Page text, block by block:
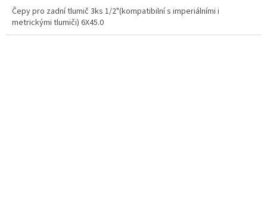
Čepy pro zadní tlumič 3ks 1/2"(kompatibilní s imperiálními i
metrickými tlumiči) 6X45.0